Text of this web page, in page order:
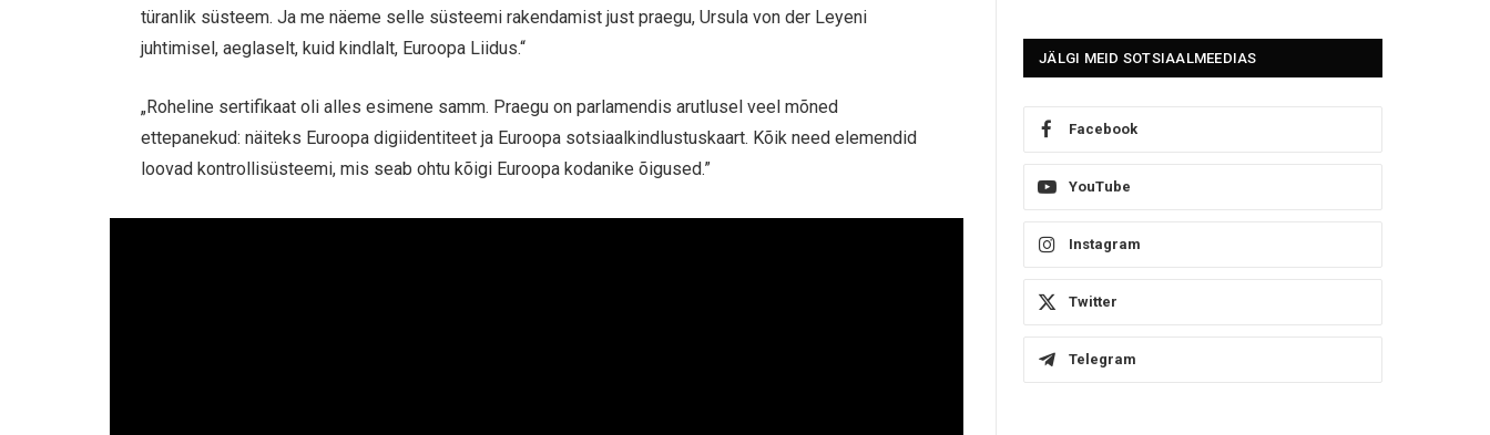
türanlik süsteem. Ja me näeme selle süsteemi rakendamist just praegu, Ursula von der Leyeni
juhtimisel, aeglaselt, kuid kindlalt, Euroopa Liidus.“
„Roheline sertifikaat oli alles esimene samm. Praegu on parlamendis arutlusel veel mõned
ettepanekud: näiteks Euroopa digiidentiteet ja Euroopa sotsiaalkindlustuskaart. Kõik need elemendid
loovad kontrollisüsteemi, mis seab ohtu kõigi Euroopa kodanike õigused.”
JÄLGI MEID SOTSIAALMEEDIAS
Facebook
YouTube
Instagram
Twitter
Telegram